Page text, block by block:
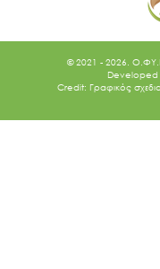
© 2021 - 2026.
Developed
Credit: Γραφικός